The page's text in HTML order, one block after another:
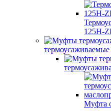
125H-
термоусаживаемые
Муфта